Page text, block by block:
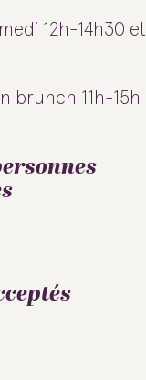
12h-14h30 et
brunch 11h-15h